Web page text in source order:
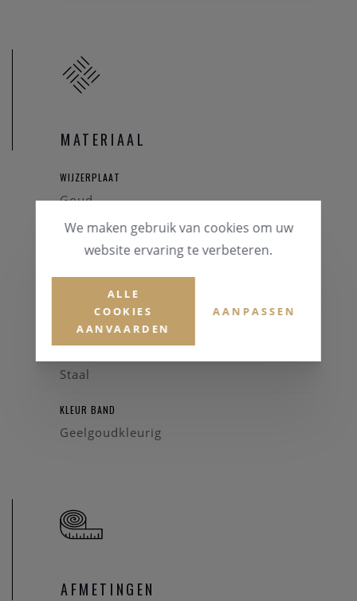
MATERIAAL
WIJZERPLAAT
Goud
HORLOGEKAST
Staal
Mineraalglas
Staal
KLEUR BAND
Geelgoudkleurig
AFMETINGEN
We maken gebruik van cookies om uw
website ervaring te verbeteren.
ALLE
COOKIES
AANVAARDEN
AANPASSEN